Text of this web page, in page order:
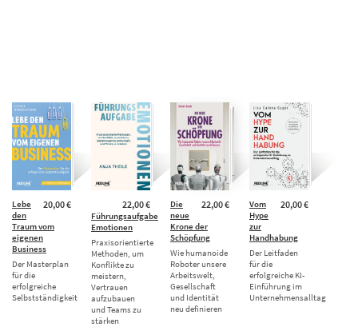
20,00 €
Lebe
den
Traum vom
eigenen
Business
Der Masterplan
für die
erfolgreiche
Selbstständigkeit
22,00 €
Führungsaufgabe
Emotionen
Praxisorientierte
Methoden, um
Konflikte zu
meistern,
Vertrauen
aufzubauen
und Teams zu
stärken
22,00 €
Die
neue
Krone der
Schöpfung
Wie humanoide
Roboter unsere
Arbeitswelt,
Gesellschaft
und Identität
neu definieren
20,00 €
Vom
Hype
zur
Handhabung
Der Leitfaden
für die
erfolgreiche KI-
Einführung im
Unternehmensalltag